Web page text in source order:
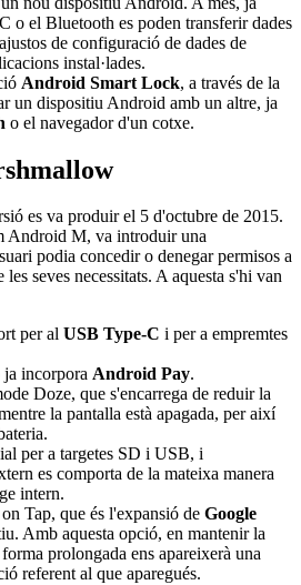
o el Bluetooth es poden transferir dades
de configuració de dades de
instal·lades.
Android Smart Lock, a través de la
un dispositiu Android amb un altre, ja
o el navegador d'un cotxe.
es va produir el 5 d'octubre de 2015.
Android M, va introduir una
podia concedir o denegar permisos a
seves necessitats. A aquesta s'hi van
per al USB Type-C i per a empremtes
ja incorpora Android Pay.
Doze, que s'encarrega de reduir la
la pantalla està apagada, per així
per a targetes SD i USB, i
es comporta de la mateixa manera
intern.
Tap, que és l'expansió de Google
Amb aquesta opció, en mantenir la
prolongada ens apareixerà una
referent al que aparegués.